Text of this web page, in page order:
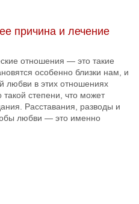
причина и лечение
отношения — это такие
особенно близки нам, и
любви в этих отношениях
степени, что может
Расставания, разводы и
любви — это именно